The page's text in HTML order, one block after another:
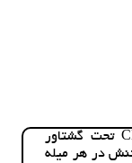
در این مسئله سه میله AB، BC و CD تحت گشتاور
در هر میله